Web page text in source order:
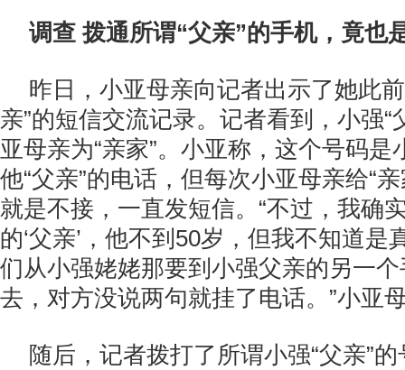
调查 拨通所谓“父亲”的手机，竟也
昨日，小亚母亲向记者出示了她此
亲”的短信交流记录。记者看到，小强“
亚母亲为“亲家”。小亚称，这个号码是
他“父亲”的电话，但每次小亚母亲给“
就是不接，一直发短信。“不过，我确
的‘父亲’，他不到50岁，但我不知道是
们从小强姥姥那要到小强父亲的另一
去，对方没说两句就挂了电话。”小亚
随后，记者拨打了所谓小强“父亲”